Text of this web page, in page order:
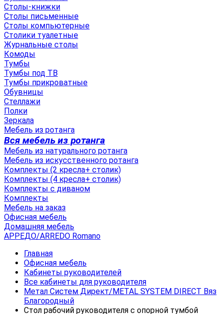
Столы-книжки
Столы письменные
Столы компьютерные
Столики туалетные
Журнальные столы
Комоды
Тумбы
Тумбы под ТВ
Тумбы прикроватные
Обувницы
Стеллажи
Полки
Зеркала
Мебель из ротанга
Вся мебель из ротанга
Мебель из натурального ротанга
Мебель из искусственного ротанга
Комплекты (2 кресла+ столик)
Комплекты (4 кресла+ столик)
Комплекты с диваном
Комплекты
Мебель на заказ
Офисная мебель
Домашняя мебель
АРРЕДО/ARREDO Romano
Главная
Офисная мебель
Кабинеты руководителей
Все кабинеты для руководителя
Метал Систем Директ/METAL SYSTEM DIRECT Вяз
Благородный
Стол рабочий руководителя с опорной тумбой